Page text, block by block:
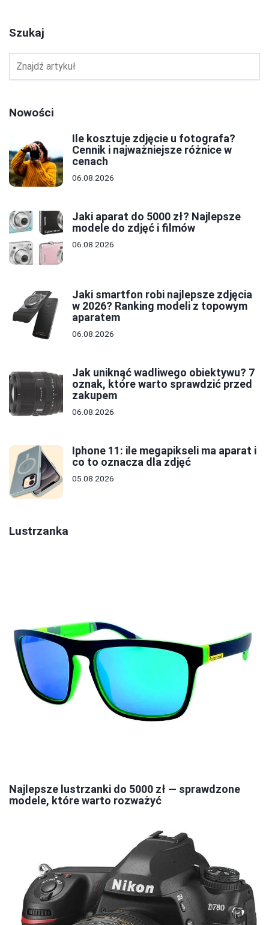
Szukaj
Nowości
Ile kosztuje zdjęcie u fotografa?
Cennik i najważniejsze różnice w
cenach
06.08.2026
Jaki aparat do 5000 zł? Najlepsze
modele do zdjęć i filmów
06.08.2026
Jaki smartfon robi najlepsze zdjęcia
w 2026? Ranking modeli z topowym
aparatem
06.08.2026
Jak uniknąć wadliwego obiektywu? 7
oznak, które warto sprawdzić przed
zakupem
06.08.2026
Iphone 11: ile megapikseli ma aparat i
co to oznacza dla zdjęć
05.08.2026
Lustrzanka
Najlepsze lustrzanki do 5000 zł — sprawdzone
modele, które warto rozważyć